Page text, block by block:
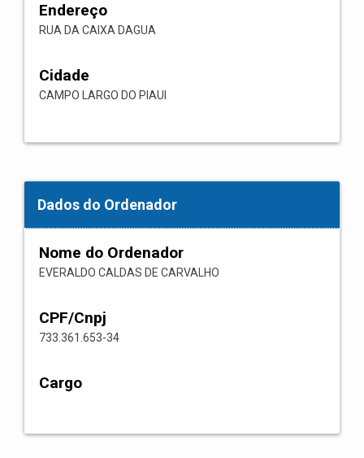
Endereço
RUA DA CAIXA DAGUA
Cidade
CAMPO LARGO DO PIAUI
Dados do Ordenador
Nome do Ordenador
EVERALDO CALDAS DE CARVALHO
CPF/Cnpj
733.361.653-34
Cargo